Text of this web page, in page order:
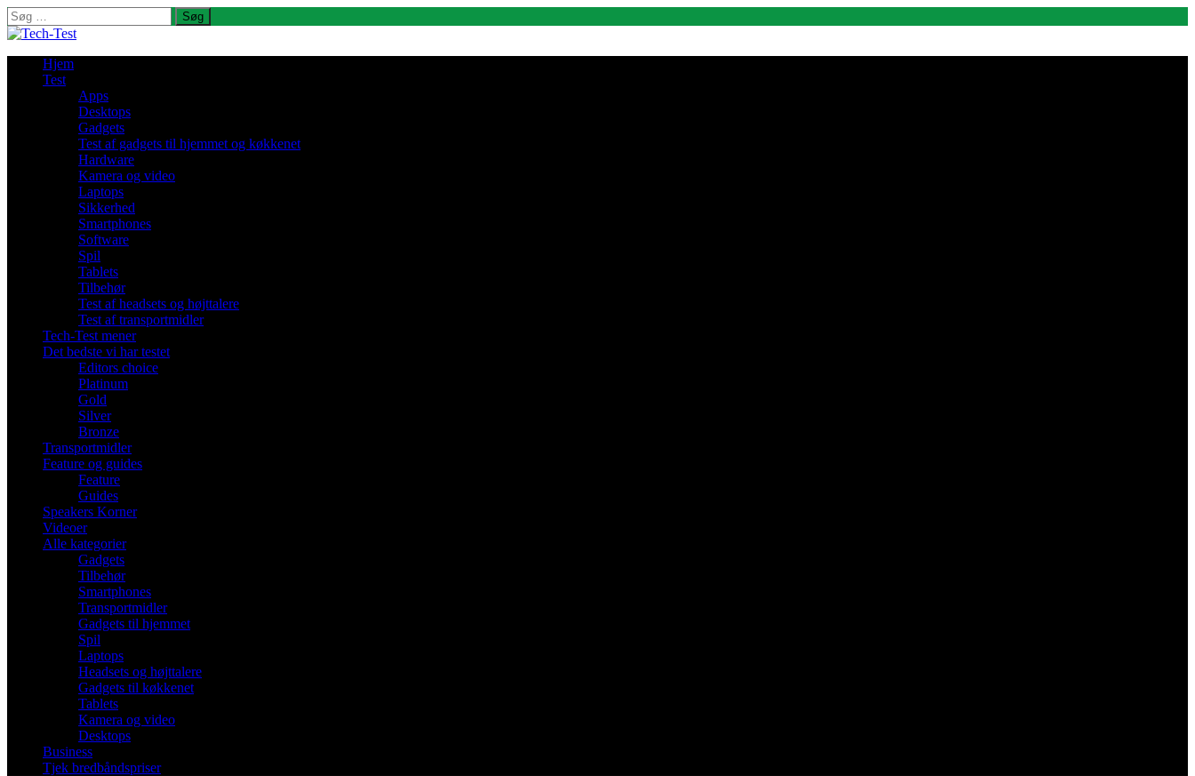
Søg
efter:
Hjem
Test
Apps
Desktops
Gadgets
Test af gadgets til hjemmet og køkkenet
Hardware
Kamera og video
Laptops
Sikkerhed
Smartphones
Software
Spil
Tablets
Tilbehør
Test af headsets og højttalere
Test af transportmidler
Tech-Test mener
Det bedste vi har testet
Editors choice
Platinum
Gold
Silver
Bronze
Transportmidler
Feature og guides
Feature
Guides
Speakers Korner
Videoer
Alle kategorier
Gadgets
Tilbehør
Smartphones
Transportmidler
Gadgets til hjemmet
Spil
Laptops
Headsets og højttalere
Gadgets til køkkenet
Tablets
Kamera og video
Desktops
Business
Tjek bredbåndspriser